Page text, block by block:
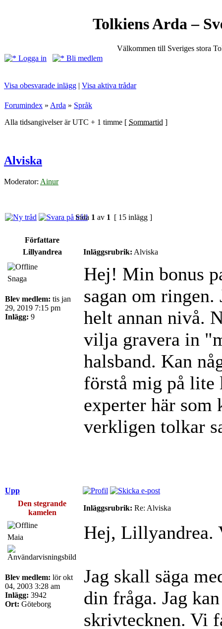
Tolkiens Arda –
Välkommen till Sveriges stora
Logga in
Bli medlem
Visa obesvarade inlägg | Visa aktiva trådar
Forumindex » Arda » Språk
Alla tidsangivelser är UTC + 1 timme [ Sommartid ]
Alviska
Moderator: Ainur
Sida 1 av 1 [ 15 inlägg ]
Författare
Lillyandrea
Inläggsrubrik: Alviska
Snaga
Blev medlem: tis jan
29, 2019 7:15 pm
Inlägg: 9
Hej! Min bonus
sagan om ringen.
helt annan nivå.
vilja gravera in
halsband. Kan
förstå mig på lite
experter här som
verkligen tolkar
Upp
Den stegrande
kamelen
Inläggsrubrik: Re: Alviska
Maia
Blev medlem: lör okt
04, 2003 3:28 am
Inlägg: 3942
Ort: Göteborg
Hej, Lillyandrea.
Jag skall säga
din fråga. Jag
skrivtecknen. Vi